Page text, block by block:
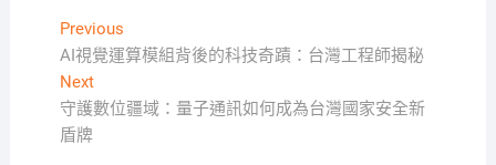
文
章
導
覽
PreviousPrevious
post:
AI視覺運算模組背後的科技奇蹟：台灣工程師揭秘
NextNext
post:
守護數位疆域：量子通訊如何成為台灣國家安全新
盾牌